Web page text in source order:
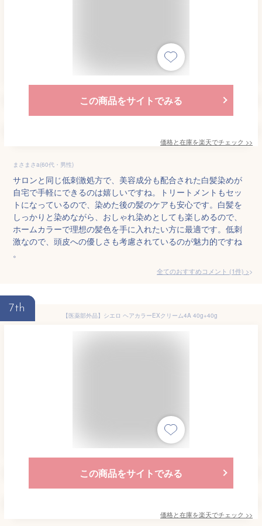
この商品をサイトでみる
価格と在庫を楽天でチェック >>
まさまさa(60代・男性)
サロンと同じ低刺激処方で、美容成分も配合された白髪染めが
自宅で手軽にできるのは嬉しいですね。トリートメントもセッ
トになっているので、染めた後の髪のケアも安心です。白髪を
しっかりと染めながら、おしゃれ染めとしても楽しめるので、
ホームカラーで理想の髪色を手に入れたい方に最適です。低刺
激なので、頭皮への優しさも考慮されているのが魅力的ですね
。
全てのおすすめコメント (1件) >
7th
【医薬部外品】シエロ ヘアカラーEXクリーム4A 40g+40g
この商品をサイトでみる
価格と在庫を楽天でチェック >>